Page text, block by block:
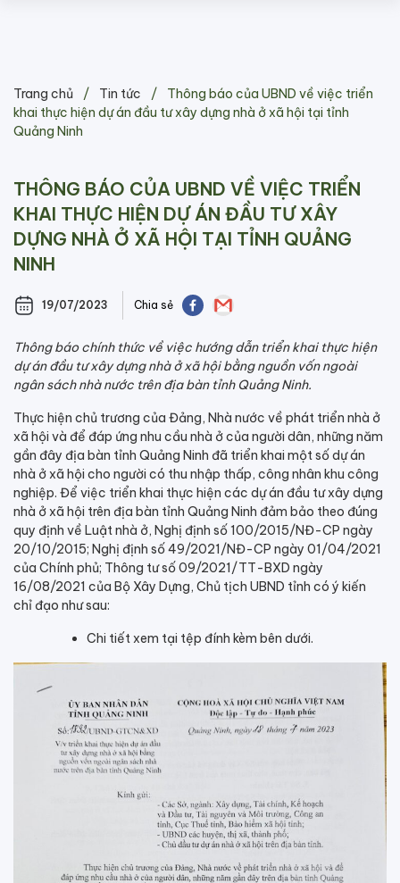
content
Trang chủ / Tin tức /
Thông báo của UBND về việc triển
khai thực hiện dự án đầu tư xây dựng nhà ở xã hội tại tỉnh
Quảng Ninh
THÔNG BÁO CỦA UBND VỀ VIỆC TRIỂN
KHAI THỰC HIỆN DỰ ÁN ĐẦU TƯ XÂY
DỰNG NHÀ Ở XÃ HỘI TẠI TỈNH QUẢNG
NINH
19/07/2023 Chia sẻ
Thông báo chính thức về việc hướng dẫn triển khai thực hiện
dự án đầu tư xây dựng nhà ở xã hội bằng nguồn vốn ngoài
ngân sách nhà nước trên địa bàn tỉnh Quảng Ninh.
Thực hiện chủ trương của Đảng, Nhà nước về phát triển nhà ở
xã hội và để đáp ứng nhu cầu nhà ở của người dân, những năm
gần đây địa bàn tỉnh Quảng Ninh đã triển khai một số dự án
nhà ở xã hội cho người có thu nhập thấp, công nhân khu công
nghiệp. Để việc triển khai thực hiện các dự án đầu tư xây dựng
nhà ở xã hội trên địa bàn tỉnh Quảng Ninh đảm bảo theo đúng
quy định về Luật nhà ở, Nghị định số 100/2015/NĐ-CP ngày
20/10/2015; Nghị định số 49/2021/NĐ-CP ngày 01/04/2021
của Chính phủ; Thông tư số 09/2021/TT-BXD ngày
16/08/2021 của Bộ Xây Dựng, Chủ tịch UBND tỉnh có ý kiến
chỉ đạo như sau:
Chi tiết xem tại tệp đính kèm bên dưới.